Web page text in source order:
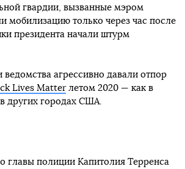
гвардии, вызванные мэром
мобилизацию только через час после
президента начали штурм
ведомства агрессивно давали отпор
Lives Matterлетом 2020 — как в
других городах США.
главы полиции Капитолия Терренса